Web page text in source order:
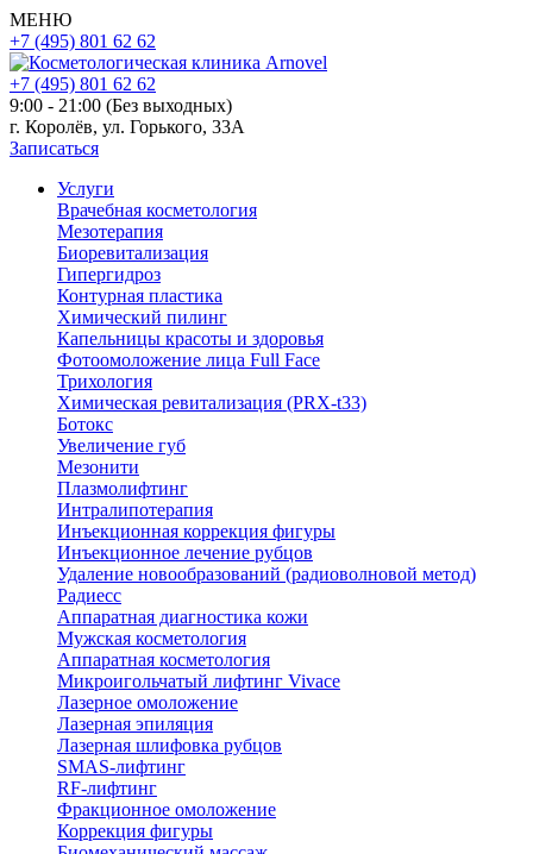
МЕНЮ
+7 (495) 801 62 62
+7 (495) 801 62 62
9:00 - 21:00 (Без выходных)
г. Королёв, ул. Горького, 33А
Записаться
Услуги
Врачебная косметология
Мезотерапия
Биоревитализация
Гипергидроз
Контурная пластика
Химический пилинг
Капельницы красоты и здоровья
Фотоомоложение лица Full Face
Трихология
Химическая ревитализация (PRX-t33)
Ботокс
Увеличение губ
Мезонити
Плазмолифтинг
Интралипотерапия
Инъекционная коррекция фигуры
Инъекционное лечение рубцов
Удаление новообразований (радиоволновой метод)
Радиесс
Аппаратная диагностика кожи
Мужская косметология
Аппаратная косметология
Микроигольчатый лифтинг Vivace
Лазерное омоложение
Лазерная эпиляция
Лазерная шлифовка рубцов
SMAS-лифтинг
RF-лифтинг
Фракционное омоложение
Коррекция фигуры